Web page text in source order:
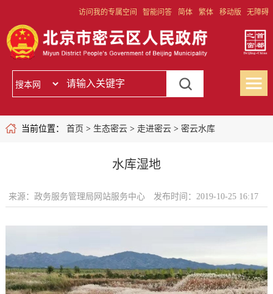
访问我的专属空间 智能问答 简体 繁体 移动版 无障碍
当前位置： 首页 > 生态密云> 走进密云> 密云水库
水库湿地
来源：政务服务管理局网站服务中心 发布时间：2019-10-25 16:17